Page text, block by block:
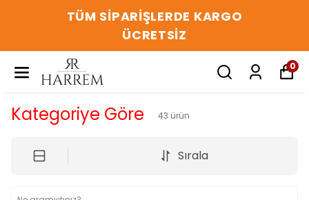
TÜM SIPARIŞLERDE KARGO
ÜCRETSIZ
0
Kategoriye Göre 43 ürün
Sırala